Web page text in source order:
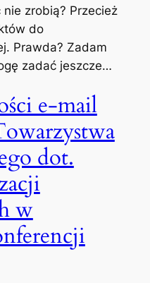
zrobią? Przecież
do
Prawda? Zadam
zadać jeszcze…
e-mail
dot.
w